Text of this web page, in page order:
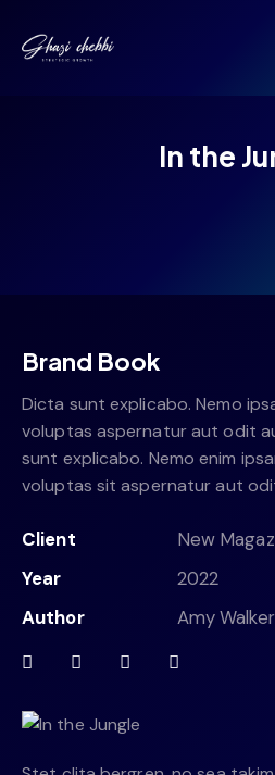
In the
Brand Book
Dicta sunt explicabo. Nemo
voluptas aspernatur aut odit
sunt explicabo. Nemo enim
voluptas sit aspernatur aut
Client
New
Year
2022
Author
Amy Walker